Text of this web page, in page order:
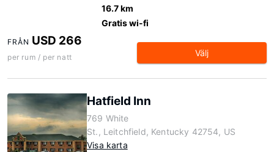
16.7 km
Gratis wi-fi
FRÅN USD 266
per rum / per natt Välj
Hatfield Inn
769 White
St., Leitchfield, Kentucky 42754, US
Visa karta